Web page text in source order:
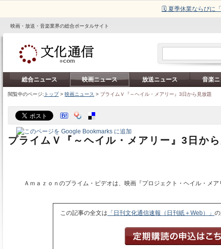
🗓️ 夏季休業ならびに
映画・放送・音楽業界の総合ポータルサイト
総合ニュース 映画ニュース 放送ニュース 音楽
閲覧中のページ: トップ> 映画ニュース > プライムＶ『～ヘイル・メアリー』3日から見放題
プライムＶ『～ヘイル・メアリー』3日か
Ａｍａｚｏｎのプライム・ビデオは、映画『プロジェクト・ヘイル・メ
この記事の全文は 「日刊文化通信速報（日刊紙＋Web）」